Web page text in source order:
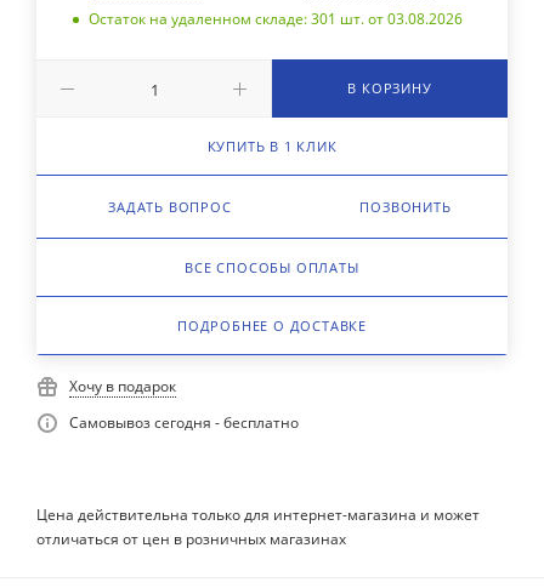
Остаток на удаленном складе: 301 шт. от 03.08.2026
В КОРЗИНУ
КУПИТЬ В 1 КЛИК
ЗАДАТЬ ВОПРОС ПОЗВОНИТЬ
ВСЕ СПОСОБЫ ОПЛАТЫ
ПОДРОБНЕЕ О ДОСТАВКЕ
Хочу в подарок
Самовывоз сегодня - бесплатно
Цена действительна только для интернет-магазина и может
отличаться от цен в розничных магазинах